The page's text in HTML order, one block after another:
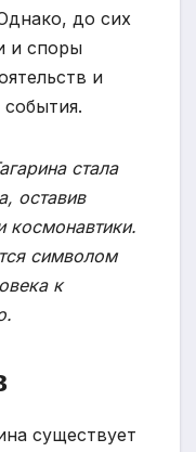
до сих
и споры
и
события.
стала
оставив
космонавтики.
символом
к
существует